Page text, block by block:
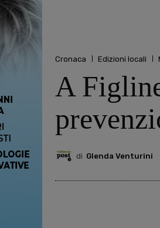
Cronaca Edizioni locali
A
di Glenda Venturini